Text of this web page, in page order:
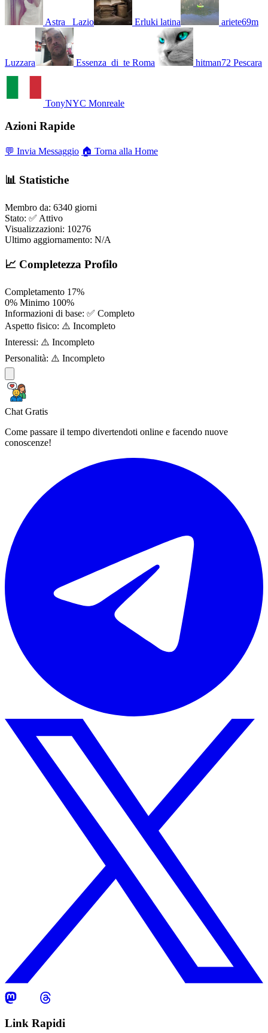
Astra_ Lazio Erluki latina ariete69m
Luzzara Essenza_di_te Roma hitman72 Pescara
TonyNYC Monreale
Azioni Rapide
💬 Invia Messaggio 🏠 Torna alla Home
📊 Statistiche
Membro da: 6340 giorni
Stato: ✅ Attivo
Visualizzazioni: 10276
Ultimo aggiornamento: N/A
📈 Completezza Profilo
Completamento 17%
0% Minimo 100%
Informazioni di base: ✅ Completo
Aspetto fisico: ⚠️ Incompleto
Interessi: ⚠️ Incompleto
Personalità: ⚠️ Incompleto
Chat Gratis
Come passare il tempo divertendoti online e facendo nuove
conoscenze!
Link Rapidi